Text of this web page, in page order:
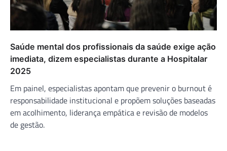
Saúde mental dos profissionais da saúde exige ação
imediata, dizem especialistas durante a Hospitalar
2025
Em painel, especialistas apontam que prevenir o burnout é
responsabilidade institucional e propõem soluções baseadas
em acolhimento, liderança empática e revisão de modelos
de gestão.